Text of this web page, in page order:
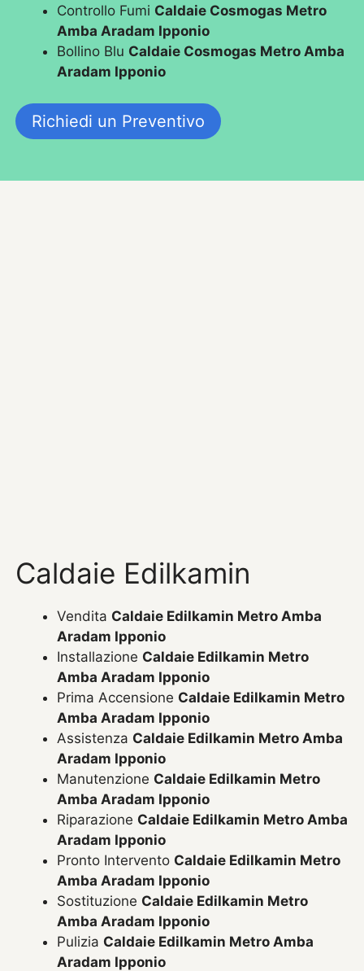
Controllo Fumi Caldaie Cosmogas Metro
Amba Aradam Ipponio
Bollino Blu Caldaie Cosmogas Metro Amba
Aradam Ipponio
Richiedi un Preventivo
Caldaie Edilkamin
Vendita Caldaie Edilkamin Metro Amba
Aradam Ipponio
Installazione Caldaie Edilkamin Metro
Amba Aradam Ipponio
Prima Accensione Caldaie Edilkamin Metro
Amba Aradam Ipponio
Assistenza Caldaie Edilkamin Metro Amba
Aradam Ipponio
Manutenzione Caldaie Edilkamin Metro
Amba Aradam Ipponio
Riparazione Caldaie Edilkamin Metro Amba
Aradam Ipponio
Pronto Intervento Caldaie Edilkamin Metro
Amba Aradam Ipponio
Sostituzione Caldaie Edilkamin Metro
Amba Aradam Ipponio
Pulizia Caldaie Edilkamin Metro Amba
Aradam Ipponio